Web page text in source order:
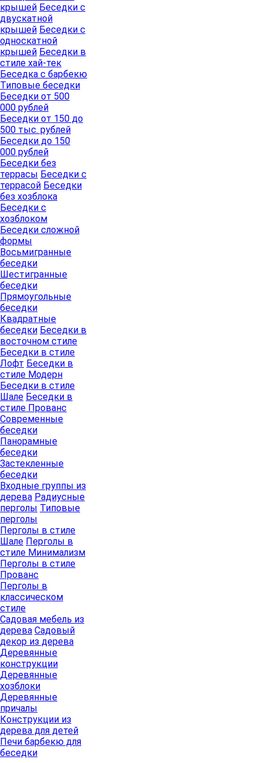
крышей Беседки с
двускатной
крышей Беседки с
односкатной
крышей Беседки в
стиле хай-тек
Беседка с барбекю
Типовые беседки
Беседки от 500
000 рублей
Беседки от 150 до
500 тыс. рублей
Беседки до 150
000 рублей
Беседки без
террасы Беседки с
террасой Беседки
без хозблока
Беседки с
хозблоком
Беседки сложной
формы
Восьмигранные
беседки
Шестигранные
беседки
Прямоугольные
беседки
Квадратные
беседки Беседки в
восточном стиле
Беседки в стиле
Лофт Беседки в
стиле Модерн
Беседки в стиле
Шале Беседки в
стиле Прованс
Современные
беседки
Панорамные
беседки
Застекленные
беседки
Входные группы из
дерева Радиусные
перголы Типовые
перголы
Перголы в стиле
Шале Перголы в
стиле Минимализм
Перголы в стиле
Прованс
Перголы в
классическом
стиле
Садовая мебель из
дерева Садовый
декор из дерева
Деревянные
конструкции
Деревянные
хозблоки
Деревянные
причалы
Конструкции из
дерева для детей
Печи барбекю для
беседки